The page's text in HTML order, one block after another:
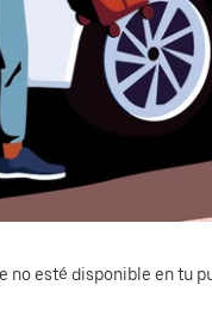
no esté disponible en tu